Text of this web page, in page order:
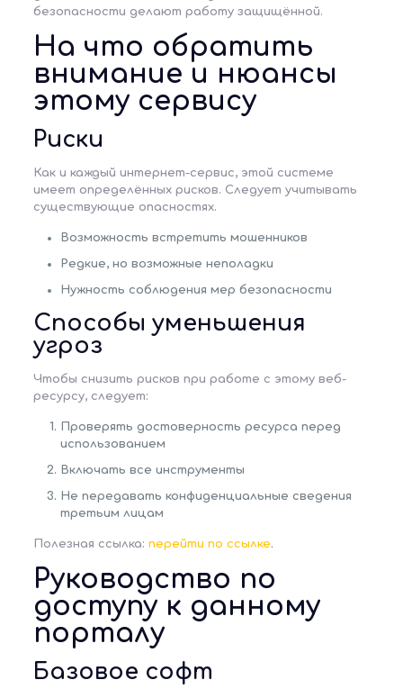
безопасности делают работу защищённой.
На что обратить
внимание и нюансы
этому сервису
Риски
Как и каждый интернет-сервис, этой системе
имеет определённых рисков. Следует учитывать
существующие опасностях.
Возможность встретить мошенников
Редкие, но возможные неполадки
Нужность соблюдения мер безопасности
Способы уменьшения
угроз
Чтобы снизить рисков при работе с этому веб-
ресурсу, следует:
Проверять достоверность ресурса перед
использованием
Включать все инструменты
Не передавать конфиденциальные сведения
третьим лицам
Полезная ссылка: перейти по ссылке.
Руководство по
доступу к данному
порталу
Базовое софт